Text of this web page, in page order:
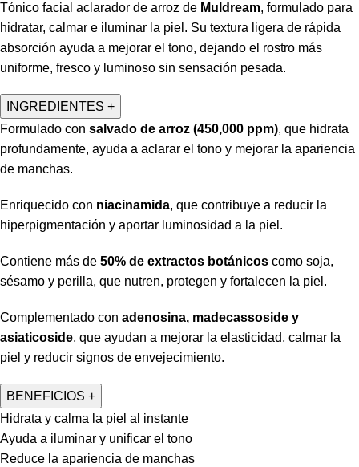
Tónico facial aclarador de arroz de Muldream, formulado para
hidratar, calmar e iluminar la piel. Su textura ligera de rápida
absorción ayuda a mejorar el tono, dejando el rostro más
uniforme, fresco y luminoso sin sensación pesada.
INGREDIENTES +
Formulado con salvado de arroz (450,000 ppm), que hidrata
profundamente, ayuda a aclarar el tono y mejorar la apariencia
de manchas.
Enriquecido con niacinamida, que contribuye a reducir la
hiperpigmentación y aportar luminosidad a la piel.
Contiene más de 50% de extractos botánicos como soja,
sésamo y perilla, que nutren, protegen y fortalecen la piel.
Complementado con adenosina, madecassoside y
asiaticoside, que ayudan a mejorar la elasticidad, calmar la
piel y reducir signos de envejecimiento.
BENEFICIOS +
Hidrata y calma la piel al instante
Ayuda a iluminar y unificar el tono
Reduce la apariencia de manchas